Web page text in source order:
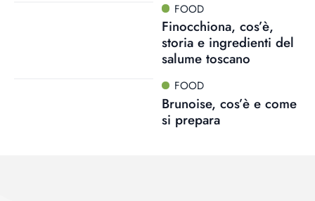
FOOD
Finocchiona, cos’è,
storia e ingredienti del
salume toscano
FOOD
Brunoise, cos’è e come
si prepara